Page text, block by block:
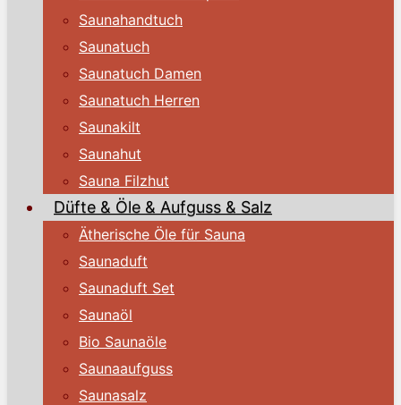
Saunahandtuch
Saunatuch
Saunatuch Damen
Saunatuch Herren
Saunakilt
Saunahut
Sauna Filzhut
Düfte & Öle & Aufguss & Salz
Ätherische Öle für Sauna
Saunaduft
Saunaduft Set
Saunaöl
Bio Saunaöle
Saunaaufguss
Saunasalz